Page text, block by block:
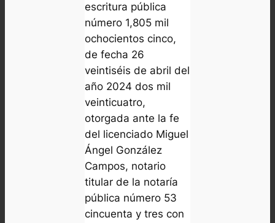
escritura pública
número 1,805 mil
ochocientos cinco,
de fecha 26
veintiséis de abril del
año 2024 dos mil
veinticuatro,
otorgada ante la fe
del licenciado Miguel
Ángel González
Campos, notario
titular de la notaría
pública número 53
cincuenta y tres con